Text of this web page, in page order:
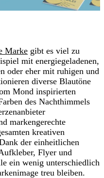
Marke gibt es viel zu
mit energiegeladenen,
oder eher mit ruhigen und
diverse Blautöne
Mond inspirierten
des Nachthimmels
markengerechte
kreativen
der einheitlichen
Flyer und
ein wenig unterschiedlich
treu bleiben.